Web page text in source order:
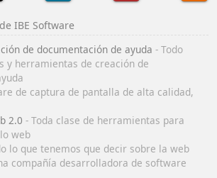
IBE Software
de documentación de ayuda - Todo
y herramientas de creación de
de captura de pantalla de alta calidad,
2.0 - Toda clase de herramientas para
web
lo que tenemos que decir sobre la web
compañía desarrolladora de software